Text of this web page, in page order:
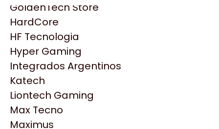
HP
HyperX
INNO3D
Intel
Kingston
Lenovo
Logitech
MSI
GoldenTech Store
HardCore
HF Tecnologia
Hyper Gaming
Integrados Argentinos
Katech
Liontech Gaming
Max Tecno
Maximus